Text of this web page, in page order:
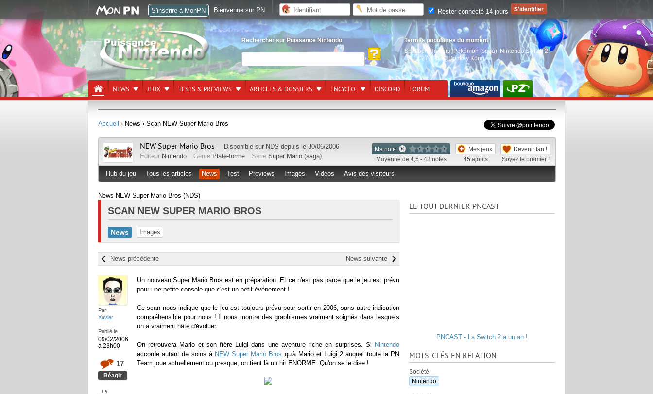
Rechercher sur Puissance Nintendo
Termes populaires du moment
Splatoon Raiders, Pokémon (saga) Nintendo Switch 2,
EA FC27,LEGO Donkey Kong
NEWS JEUX TESTS & PREVIEWS ARTICLES & DOSSIERS ENCYCLO. DISCORD FORUM
Accueil › News › Scan NEW Super Mario Bros
Ma note
Moyenne de 4,5 - 43 notes
Mes jeux
45 ajouts
Devenir fan !
Soyez le premier !
NEW Super Mario Bros Disponible sur NDS depuis le 30/06/2006
Editeur Nintendo Genre Plate-forme Série Super Mario (saga)
Hub du jeu Tous les articles News Test Previews Images Vidéos Avis des visiteurs
News NEW Super Mario Bros (NDS)
SCAN NEW SUPER MARIO BROS
News Images
News suivante
News précédente
Par
Xavier
Publié le
09/02/2006
à 23h00
17
Réagir
Un nouveau Super Mario Bros est en préparation. Et ce n'est pas parce que le jeu est prévu
pour une petite console que c'est un petit événement !
Ce scan nous indique que le jeu est toujours prévu pour sortir en 2006, sans autre indication
compréhensible pour nous ! Il nous montre des graphismes vraiment soignés dans lesquels
on a vraiment hâte d'évoluer.
On retrouvera Mario et son frère Luigi dans une aventure riche en surprises. Si Nintendo
accorde autant de soins à NEW Super Mario Bros qu'à Mario et Luigi 2 auquel toute la PN
Team joue actuellement ou presque, on tient là un hit ENORME. Qu'on se le dise !
LE TOUT DERNIER PNCAST
PNCAST - La Switch 2 a un an !
MOTS-CLÉS EN RELATION
Société
Nintendo
S'inscrire à MonPN Bienvenue sur PN Rester connecté 14 jours